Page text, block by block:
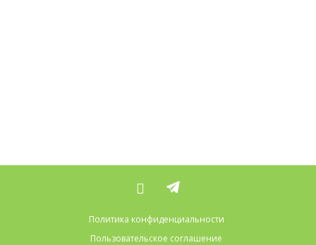
Политика конфиденциальности
Пользовательское соглашение